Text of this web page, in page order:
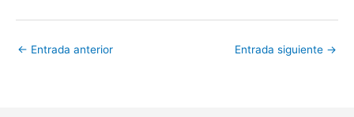
← Entrada anterior Entrada siguiente →